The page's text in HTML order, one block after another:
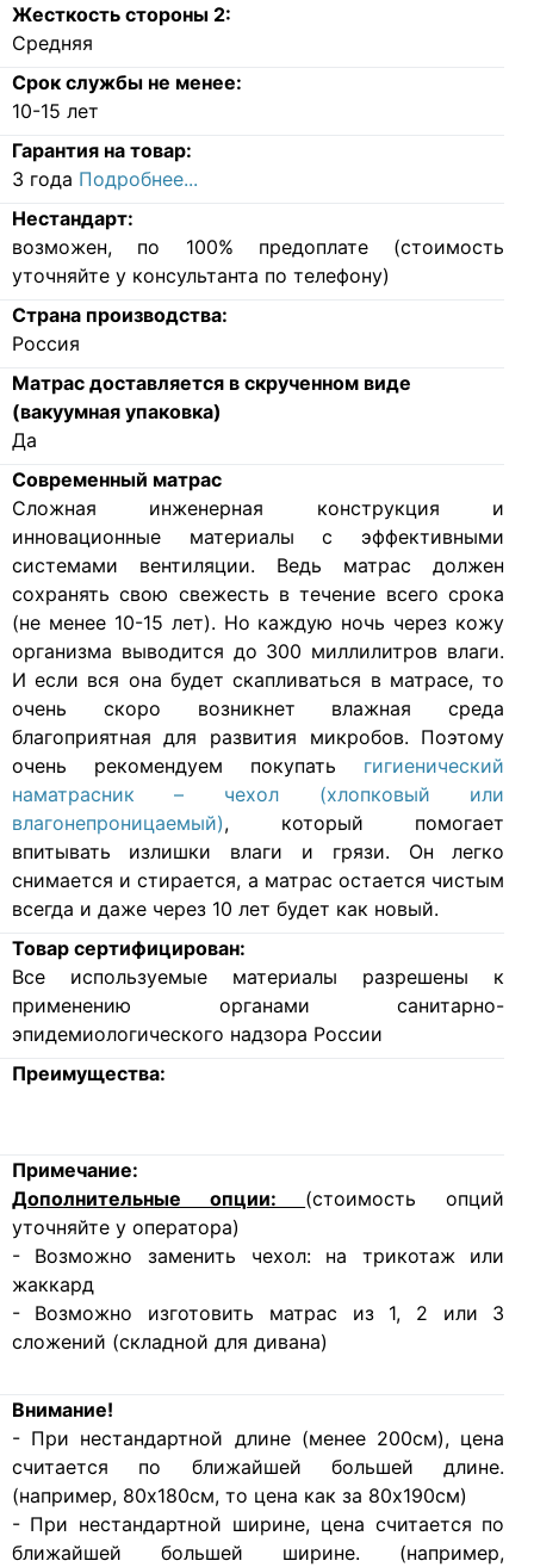
Жесткость стороны 2:
Средняя
Срок службы не менее:
10-15 лет
Гарантия на товар:
3 года Подробнее...
Нестандарт:
возможен, по 100% предоплате (стоимость
уточняйте у консультанта по телефону)
Страна производства:
Россия
Матрас доставляется в скрученном виде
(вакуумная упаковка)
Да
Современный матрас
Cложная инженерная конструкция и
инновационные материалы с эффективными
системами вентиляции. Ведь матрас должен
сохранять свою свежесть в течение всего срока
(не менее 10-15 лет). Но каждую ночь через кожу
организма выводится до 300 миллилитров влаги.
И если вся она будет скапливаться в матрасе, то
очень скоро возникнет влажная среда
благоприятная для развития микробов. Поэтому
очень рекомендуем покупать гигиенический
наматрасник – чехол (хлопковый или
влагонепроницаемый), который помогает
впитывать излишки влаги и грязи. Он легко
снимается и стирается, а матрас остается чистым
всегда и даже через 10 лет будет как новый.
Товар сертифицирован:
Все используемые материалы разрешены к
применению органами санитарно-
эпидемиологического надзора России
Преимущества:
Примечание:
Дополнительные опции: (стоимость опций
уточняйте у оператора)
- Возможно заменить чехол: на трикотаж или
жаккард
- Возможно изготовить матрас из 1, 2 или 3
сложений (складной для дивана)
Внимание!
- При нестандартной длине (менее 200см), цена
считается по ближайшей большей длине.
(например, 80х180см, то цена как за 80х190см)
- При нестандартной ширине, цена считается по
ближайшей большей ширине. (например,